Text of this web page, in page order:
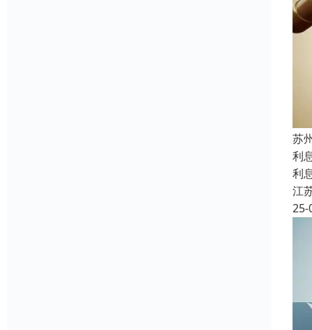
苏
利
利
江
25-